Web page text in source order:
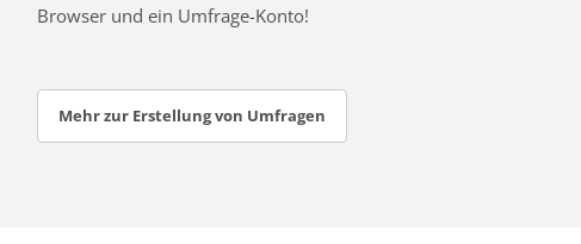
Browser und ein Umfrage-Konto!
Mehr zur Erstellung von Umfragen